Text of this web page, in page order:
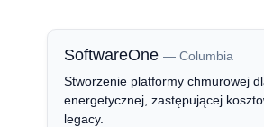
Spain
SoftwareOne — Columbia
Stworzenie platformy chmurowej
energetycznej, zastępującej
legacy.